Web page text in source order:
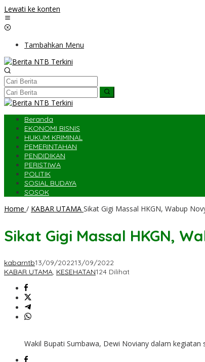
Lewati ke konten
Tambahkan Menu
Beranda
EKONOMI BISNIS
HUKUM KRIMINAL
PEMERINTAHAN
PENDIDIKAN
PERISTIWA
POLITIK
SOSIAL BUDAYA
SOSOK
Home / KABAR UTAMA Sikat Gigi Massal HKGN, Wabup
Sikat Gigi Massal HKGN,
kabarntb13/09/202213/09/2022
KABAR UTAMA, KESEHATAN124 Dilihat
Wakil Bupati Sumbawa, Dewi Noviany dalam